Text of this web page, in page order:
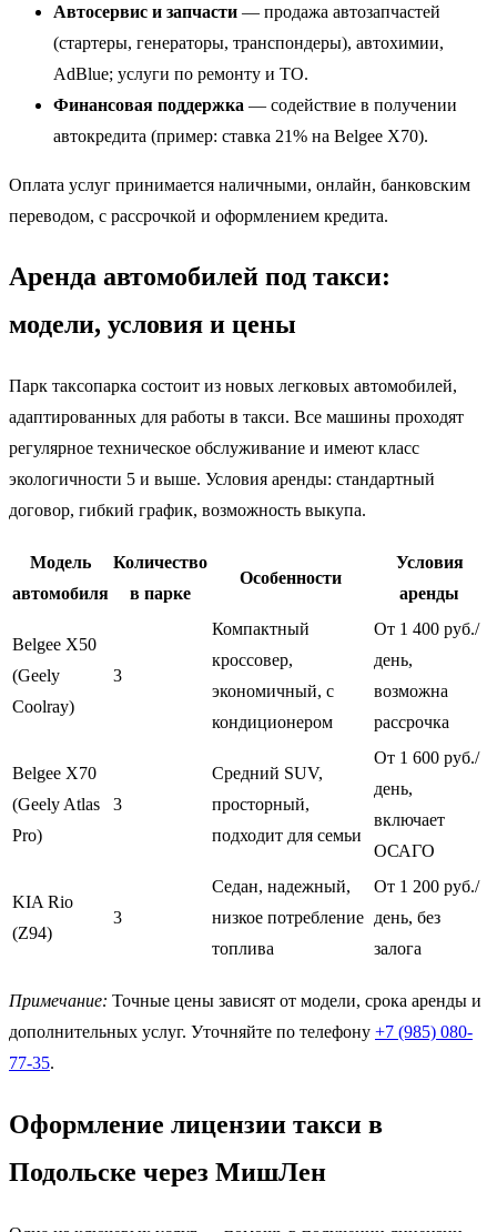
Автосервис и запчасти — продажа автозапчастей
(стартеры, генераторы, транспондеры), автохимии,
AdBlue; услуги по ремонту и ТО.
Финансовая поддержка — содействие в получении
автокредита (пример: ставка 21% на Belgee X70).
Оплата услуг принимается наличными, онлайн, банковским
переводом, с рассрочкой и оформлением кредита.
Аренда автомобилей под такси:
модели, условия и цены
Парк таксопарка состоит из новых легковых автомобилей,
адаптированных для работы в такси. Все машины проходят
регулярное техническое обслуживание и имеют класс
экологичности 5 и выше. Условия аренды: стандартный
договор, гибкий график, возможность выкупа.
Модель
автомобиля
Количество
в парке
Особенности
Условия
аренды
Belgee X50
(Geely
Coolray)
3
Компактный
кроссовер,
экономичный, с
кондиционером
От 1 400 руб./
день,
возможна
рассрочка
Belgee X70
(Geely Atlas
Pro)
3
Средний SUV,
просторный,
подходит для семьи
От 1 600 руб./
день,
включает
ОСАГО
KIA Rio
(Z94)
3
Седан, надежный,
низкое потребление
топлива
От 1 200 руб./
день, без
залога
Примечание: Точные цены зависят от модели, срока аренды и
дополнительных услуг. Уточняйте по телефону +7 (985) 080-
77-35.
Оформление лицензии такси в
Подольске через МишЛен